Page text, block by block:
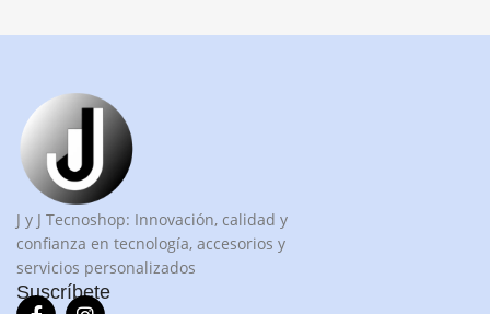
J y J Tecnoshop: Innovación, calidad y
confianza en tecnología, accesorios y
servicios personalizados
Suscríbete